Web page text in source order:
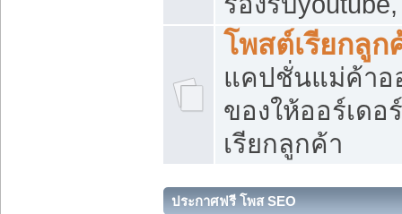
โพสต์เรียกลูก
แคปชั่นแม่ค้าอ
ของให้ออร์เดอ
เรียกลูกค้า
ประกาศฟรี โพส SEO